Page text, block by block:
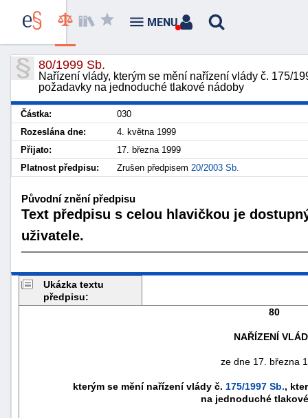
80/1999 Sb.
Nařízení vlády, kterým se mění nařízení vlády č. 175/
požadavky na jednoduché tlakové nádoby
Částka:
030
Rozeslána dne:
4. května 1999
Přijato:
17. března 1999
Platnost předpisu:
Zrušen předpisem 20/2003 Sb.
Původní znění předpisu
Text předpisu s celou hlavičkou je
uživatele.
Ukázka textu
předpisu:
80
NAŘÍZENÍ
ze dne 17. března
kterým se mění nařízení vlády č. 175/1997 Sb.,
na jednoduché
MENU